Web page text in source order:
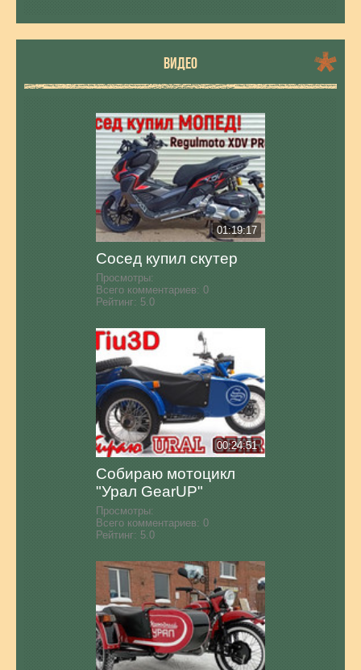
ВИДЕО
01:19:17
Сосед купил скутер
Просмотры:
Всего комментариев: 0
Рейтинг: 5.0
00:24:51
Собираю мотоцикл
"Урал GearUP"
Просмотры:
Всего комментариев: 0
Рейтинг: 5.0